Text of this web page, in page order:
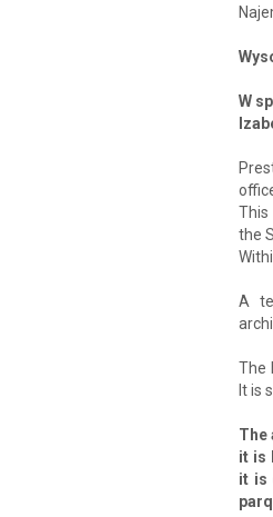
W
This
the
A
The
It is
The
it is
it is